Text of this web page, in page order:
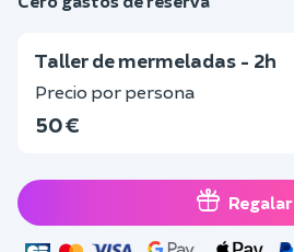
Taller de mermeladas - 2h
Precio por persona
50 €
Regalar